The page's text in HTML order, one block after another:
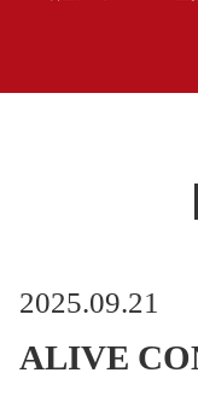
2025.09.21
ALIVE